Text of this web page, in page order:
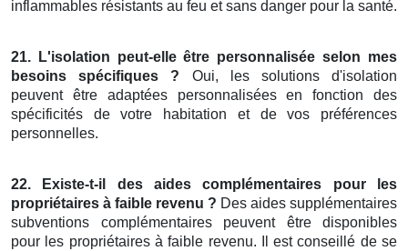
inflammables résistants au feu et sans danger pour la santé.
21. L'isolation peut-elle être personnalisée selon mes
besoins spécifiques ? Oui, les solutions d'isolation
peuvent être adaptées personnalisées en fonction des
spécificités de votre habitation et de vos préférences
personnelles.
22. Existe-t-il des aides complémentaires pour les
propriétaires à faible revenu ? Des aides supplémentaires
subventions complémentaires peuvent être disponibles
pour les propriétaires à faible revenu. Il est conseillé de se